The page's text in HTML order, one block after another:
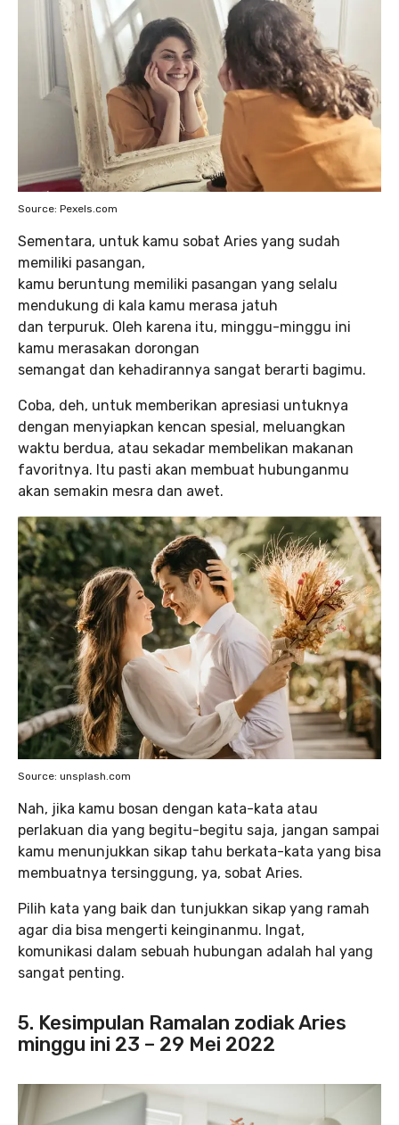
Source: Pexels.com
Sementara, untuk kamu sobat Aries yang sudah
memiliki pasangan,
kamu beruntung memiliki pasangan yang selalu
mendukung di kala kamu merasa jatuh
dan terpuruk. Oleh karena itu, minggu-minggu ini
kamu merasakan dorongan
semangat dan kehadirannya sangat berarti bagimu.
Coba, deh, untuk memberikan apresiasi untuknya
dengan menyiapkan kencan spesial, meluangkan
waktu berdua, atau sekadar membelikan makanan
favoritnya. Itu pasti akan membuat hubunganmu
akan semakin mesra dan awet.
Source: unsplash.com
Nah, jika kamu bosan dengan kata-kata atau
perlakuan dia yang begitu-begitu saja, jangan sampai
kamu menunjukkan sikap tahu berkata-kata yang bisa
membuatnya tersinggung, ya, sobat Aries.
Pilih kata yang baik dan tunjukkan sikap yang ramah
agar dia bisa mengerti keinginanmu. Ingat,
komunikasi dalam sebuah hubungan adalah hal yang
sangat penting.
5. Kesimpulan Ramalan zodiak Aries
minggu ini 23 – 29 Mei 2022